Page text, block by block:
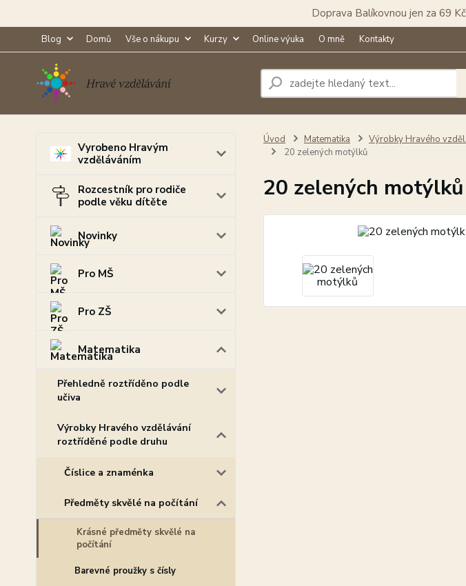
Doprava Balíkovnou jen za 69
Blog Domů Vše o nákupu Kurzy Online výuka O mně Kontakty
Vyrobeno Hravým
vzděláváním
Rozcestník pro rodiče
podle věku dítěte
Novinky
Pro MŠ
Pro ZŠ
Matematika
Přehledně roztříděno podle
učiva
Výrobky Hravého vzdělávání
roztříděné podle druhu
Číslice a znaménka
Předměty skvělé na počítání
Krásné předměty skvělé na
počítání
Barevné proužky s čísly
Úvod Matematika Výrobky Hravého
20 zelených motýlků
20 zelených motýlků